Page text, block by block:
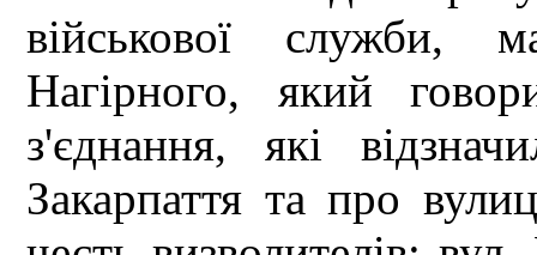
військової служби,
Нагірного, який
з'єднання, які
Закарпаття та про